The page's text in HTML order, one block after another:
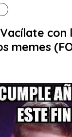
con
memes